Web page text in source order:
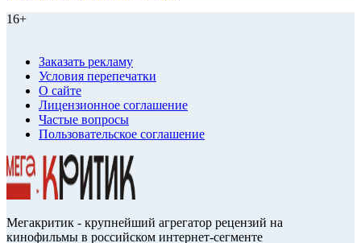
16+
Заказать рекламу
Условия перепечатки
О сайте
Лицензионное соглашение
Частые вопросы
Пользовательское соглашение
Мегакритик - крупнейший агрегатор рецензий на
кинофильмы в российском интернет-сегменте